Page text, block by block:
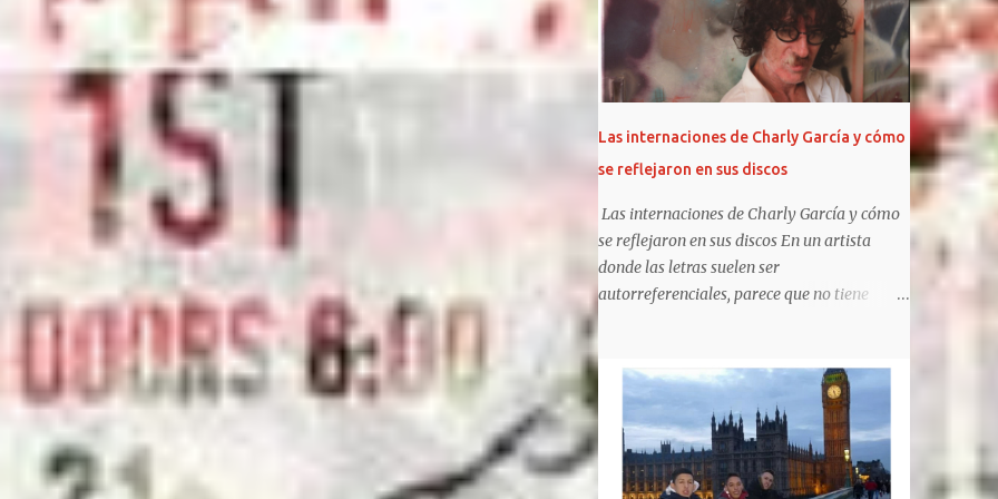
pis...
respecto a su exposición pública. Pero esta
vez rompieron esa regla y el motivo estuvo
rodeado de controversias. Los tres - Paris,
Prince y Blanket- dieron su presente en la
función de avant premiere de MJ: The
Musical, en Broadway. Además, fiel a estos
tiempos , Paris y Prince compartieron sus
preparativos en sus respectivas cuentas de
Instagram. Blanket , en cambio, no participó
en esas publicaciones, pero sí se pudo
registrar su presencia a la salida del evento.
largo vestido rojo estampado que mostraba
sus tatuajes en el pecho, con accesorios boho
y botas. Ellos, en cambio, eligieron elegantes
trajes. La...
Las internaciones de Charly García y cómo
se reflejaron en sus discos
Las internaciones de Charly García y cómo
se reflejaron en sus discos En un artista
donde las letras suelen ser
autorreferenciales, parece que no tiene
canciones referidas a sus "rehab", pero ha
elementos en sus trabajos posteriores.
https://www.clarin.com/espectaculos/music
a/internaciones-charly-garcia-reflejaron-
discos_0_UF5QsSfPYS.html Sergio Marchi
Hay cuentas que son imposibles de cerrar,